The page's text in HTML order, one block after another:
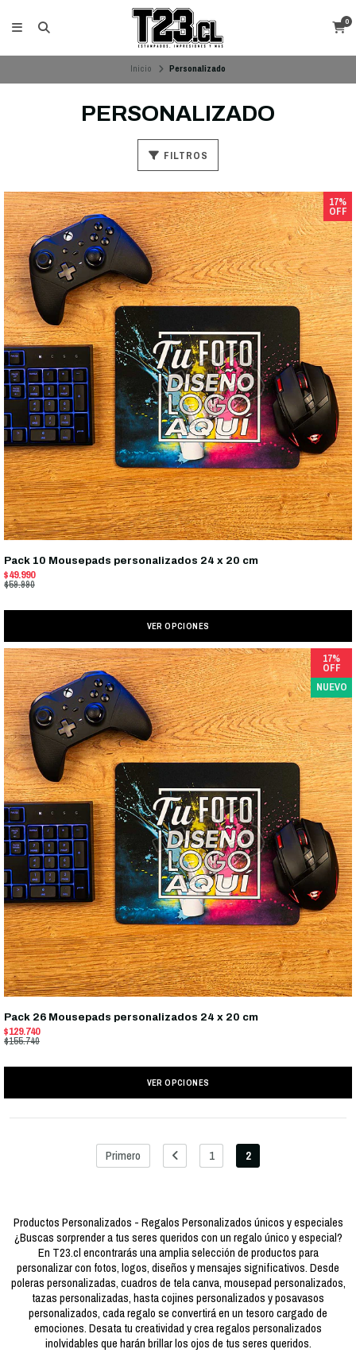
0
Inicio Personalizado
PERSONALIZADO
FILTROS
17%
OFF
Pack 10 Mousepads personalizados 24 x 20 cm
$49.990
$59.990
VER OPCIONES
17%
OFF
NUEVO
Pack 26 Mousepads personalizados 24 x 20 cm
$129.740
$155.740
VER OPCIONES
Primero 1 2
Productos Personalizados - Regalos Personalizados únicos y especiales
¿Buscas sorprender a tus seres queridos con un regalo único y especial?
En T23.cl encontrarás una amplia selección de productos para
personalizar con fotos, logos, diseños y mensajes significativos. Desde
poleras personalizadas, cuadros de tela canva, mousepad personalizados,
tazas personalizadas, hasta cojines personalizados y posavasos
personalizados, cada regalo se convertirá en un tesoro cargado de
emociones. Desata tu creatividad y crea regalos personalizados
inolvidables que harán brillar los ojos de tus seres queridos.